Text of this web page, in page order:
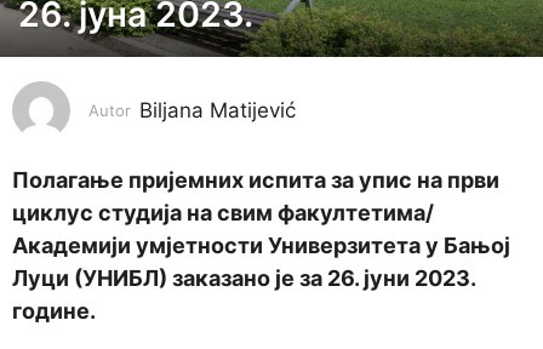
g
n
e
p
r
i
j
26. јуна 2023.
Autor Biljana Matijević
Полагање пријемних испита за упис на први
циклус студија на свим факултетима/
Академији умјетности Универзитета у Бањој
Луци (УНИБЛ) заказано је за 26. јуни 2023.
године.